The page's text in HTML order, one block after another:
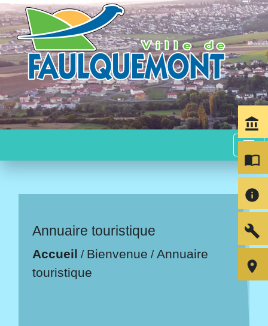
menu
Annuaire touristique
Accueil / Bienvenue /Annuaire
touristique
account_balance
import_contacts
info
build
room